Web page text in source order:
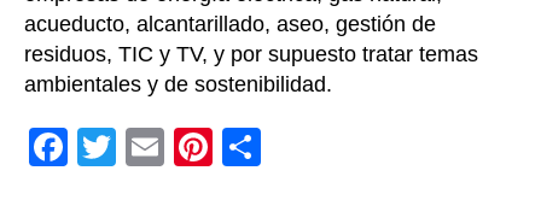
acueducto, alcantarillado, aseo, gestión de
residuos, TIC y TV, y por supuesto tratar temas
ambientales y de sostenibilidad.
F
T
E
Pi